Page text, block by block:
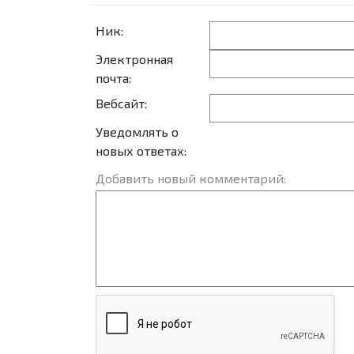
Ник:
Электронная
почта:
Вебсайт:
Уведомлять о
новых ответах:
Добавить новый комментарий: